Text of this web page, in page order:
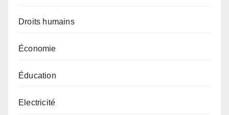
Droits humains
Économie
Éducation
Electricité